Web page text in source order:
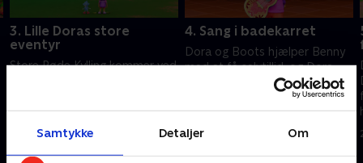
Samtykke Detaljer Om
3. Lille Doras store
eventyr
Store Røde Kylling kommer ved
kontrollen.
20. december 2025 • 21 min
4. Sang i badekarret
Dora og Boots hjælper Benny
med at få selvtillid, og Dora
hjælper Boots med at finde en